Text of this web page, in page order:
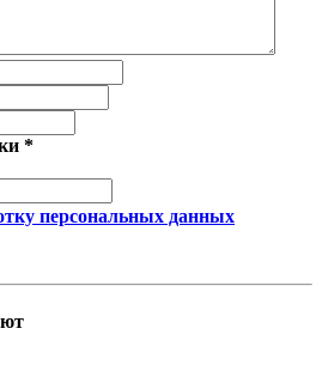
*
персональных данных